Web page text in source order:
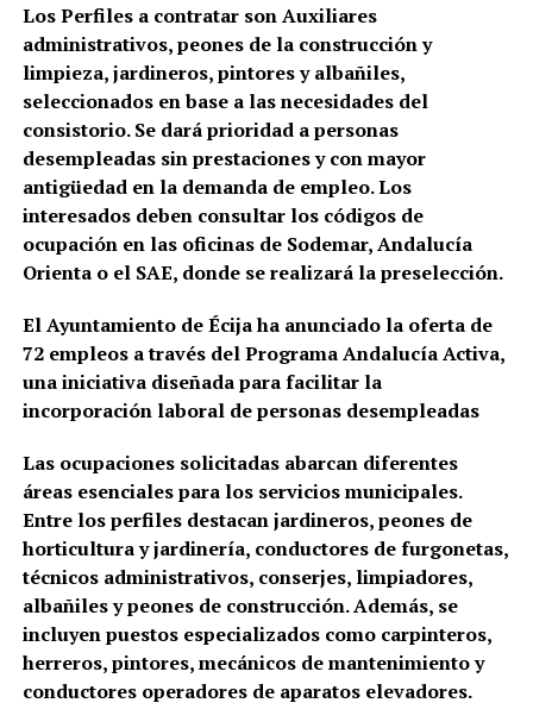
Los Perfiles a contratar son Auxiliares
administrativos, peones de la construcción y
limpieza, jardineros, pintores y albañiles,
seleccionados en base a las necesidades del
consistorio. Se dará prioridad a personas
desempleadas sin prestaciones y con mayor
antigüedad en la demanda de empleo. Los
interesados deben consultar los códigos de
ocupación en las oficinas de Sodemar, Andalucía
Orienta o el SAE, donde se realizará la preselección.
El Ayuntamiento de Écija ha anunciado la oferta de
72 empleos a través del Programa Andalucía Activa,
una iniciativa diseñada para facilitar la
incorporación laboral de personas desempleadas
Las ocupaciones solicitadas abarcan diferentes
áreas esenciales para los servicios municipales.
Entre los perfiles destacan jardineros, peones de
horticultura y jardinería, conductores de furgonetas,
técnicos administrativos, conserjes, limpiadores,
albañiles y peones de construcción. Además, se
incluyen puestos especializados como carpinteros,
herreros, pintores, mecánicos de mantenimiento y
conductores operadores de aparatos elevadores.